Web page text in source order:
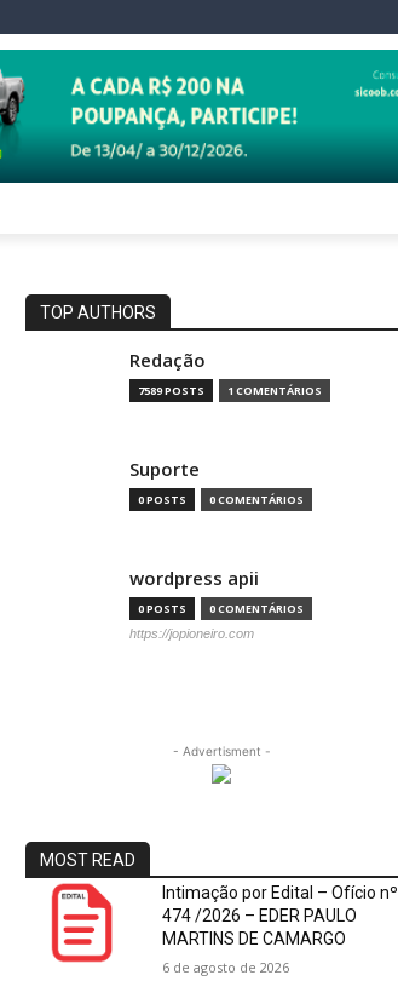
TOP AUTHORS
Redação
7589 POSTS 1 COMENTÁRIOS
Suporte
0 POSTS 0 COMENTÁRIOS
wordpress apii
0 POSTS 0 COMENTÁRIOS
https://jopioneiro.com
- Advertisment -
MOST READ
Intimação por Edital – Ofício nº
474 /2026 – EDER PAULO
MARTINS DE CAMARGO
6 de agosto de 2026